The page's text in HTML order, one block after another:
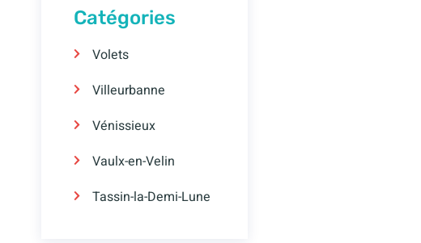
Catégories
Volets
Villeurbanne
Vénissieux
Vaulx-en-Velin
Tassin-la-Demi-Lune